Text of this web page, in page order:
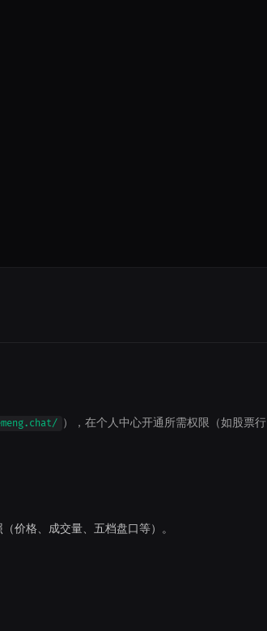
），在个人中心开通所需权限（如股票行
价格、成交量、五档盘口等）。